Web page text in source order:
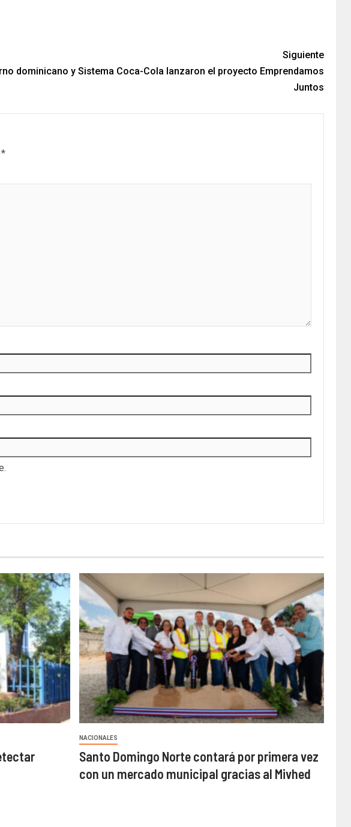
Siguiente
dominicano y Sistema Coca-Cola lanzaron el proyecto Emprendamos
Juntos
*
NACIONALES
Santo Domingo Norte contará por primera vez
con un mercado municipal gracias al Mivhed